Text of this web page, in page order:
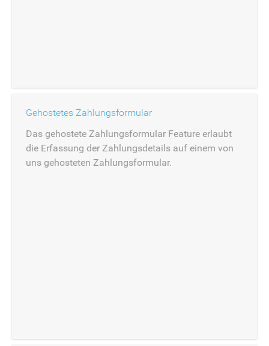
Gehostetes Zahlungsformular
Das gehostete Zahlungsformular Feature erlaubt
die Erfassung der Zahlungsdetails auf einem von
uns gehosteten Zahlungsformular.